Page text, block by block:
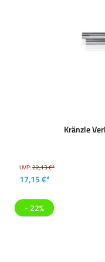
Kränzle
UVP:22,13 €*
17,15 €*
- 22%